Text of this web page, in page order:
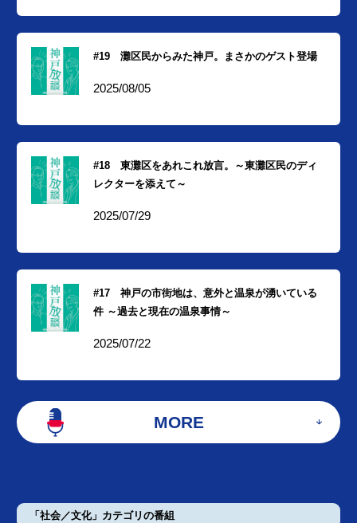
#19 灘区民からみた神戸。まさかのゲスト登場
2025/08/05
#18 東灘区をあれこれ放言。～東灘区民のディ
レクターを添えて～
2025/07/29
#17 神戸の市街地は、意外と温泉が湧いている
件 ～過去と現在の温泉事情～
2025/07/22
MORE
「社会／文化」カテゴリの番組